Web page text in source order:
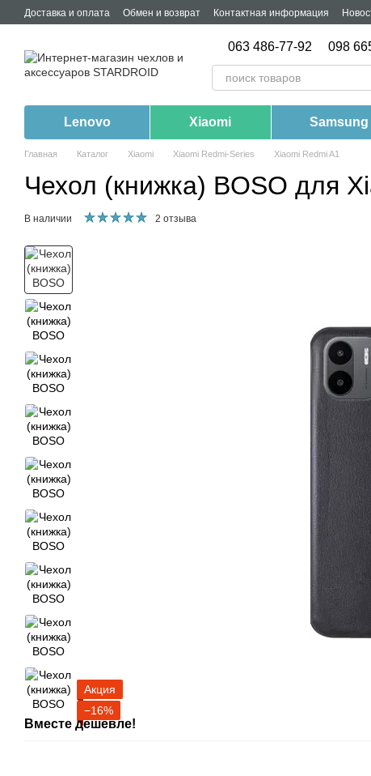
Перейти к основному контенту
Доставка и оплата Обмен и возврат Контактная информация
063 486-77-92 098
Lenovo Xiaomi Samsung
Главная Каталог Xiaomi Xiaomi Redmi-Series Xiaomi Redmi A1
Чехол (книжка) BOSO для
В наличии 2 отзыва
Акция
−16%
Вместе дешевле!